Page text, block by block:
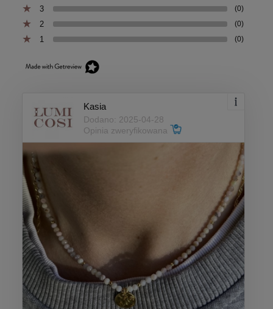
3 (0)
2 (0)
1 (0)
Kasia
Dodano: 2025-04-28
Opinia zweryfikowana